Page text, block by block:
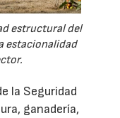
estructural del
estacionalidad
la Seguridad
ganadería,